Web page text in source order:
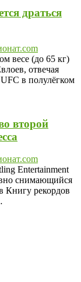
драться
весе (до 65 кг)
отвечая
в полулёгком
второй
Entertainment
снимающийся
Книгу рекордов